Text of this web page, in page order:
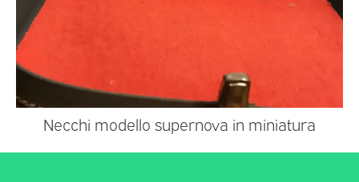
Necchi modello supernova in miniatura